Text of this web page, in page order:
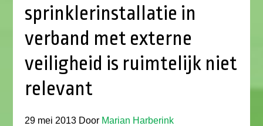
sprinklerinstallatie in
verband met externe
veiligheid is ruimtelijk niet
relevant
29 mei 2013 Door Marian Harberink